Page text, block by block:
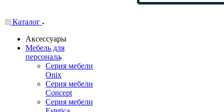
Каталог
Аксессуары
Мебель для
персонала
Серия мебели
Onix
Серия мебели
Concept
Серия мебели